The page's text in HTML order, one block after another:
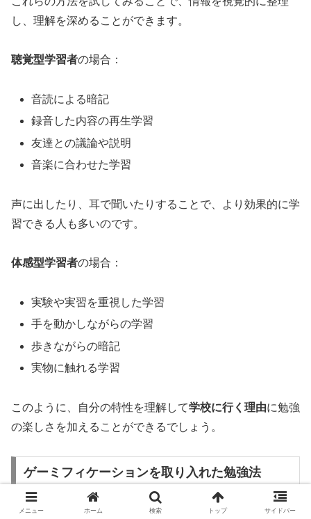
し、理解を深めることができます。
聴覚型学習者の場合：
音読による暗記
録音した内容の再生学習
友達との議論や説明
音楽に合わせた学習
声に出したり、耳で聞いたりすることで、より効果的に学
習できる人も多いのです。
体感型学習者の場合：
実験や実習を重視した学習
手を動かしながらの学習
歩きながらの暗記
実物に触れる学習
このように、自分の特性を理解して学校に行く理由に勉強
の楽しさを加えることができるでしょう。
ゲーミフィケーションを取り入れた勉強法
メニュー ホーム 検索 トップ サイドバー